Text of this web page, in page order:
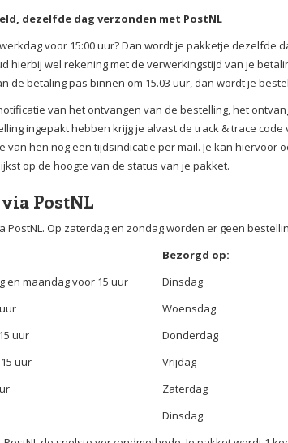
dezelfde dag verzonden met PostNL
voor 15:00 uur? Dan wordt je pakketje dezelfde
hierbij wel rekening met de verwerkingstijd van je
de betaling pas binnen om 15.03 uur, dan wordt je
van het ontvangen van de bestelling, het
ingepakt hebben krijg je alvast de track & trace
van hen nog een tijdsindicatie per mail. Je kan hiervoor
op de hoogte van de status van je pakket.
PostNL
PostNL. Op zaterdag en zondag worden er geen
Bezorgd op:
en maandag voor 15 uur
Dinsdag
Woensdag
uur
Donderdag
uur
Vrijdag
Zaterdag
Dinsdag